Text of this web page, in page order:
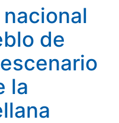
la nobleza castellana
de
la